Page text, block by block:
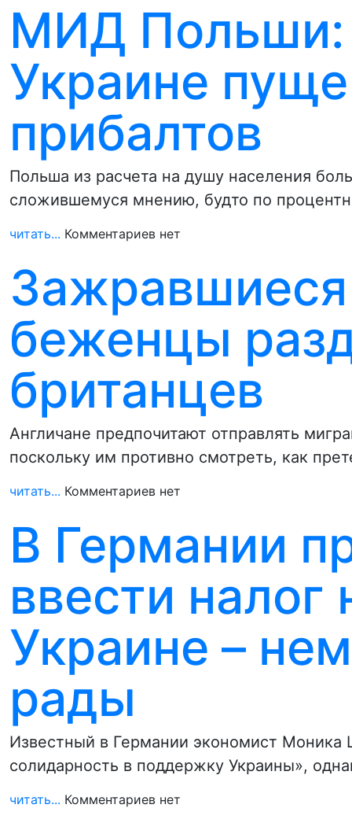
МИД
Украине
прибалтов
Польша из расчета на душу населения
сложившемуся мнению, будто по
читать... Комментариев нет
беженцы
британцев
Англичане предпочитают отправлять
поскольку им противно смотреть, как
читать... Комментариев нет
В Германии
ввести
Украине –
рады
Известный в Германии экономист
солидарность в поддержку Украины»,
читать... Комментариев нет